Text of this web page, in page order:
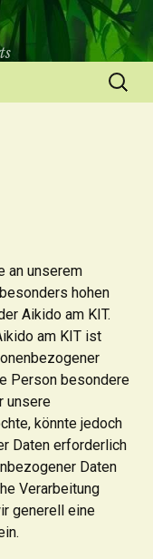
Suchen
nach:
an unserem
hohen
Aikido am KIT.
am KIT ist
Person besondere
unsere
könnte jedoch
Daten erforderlich
Daten
Verarbeitung
generell eine